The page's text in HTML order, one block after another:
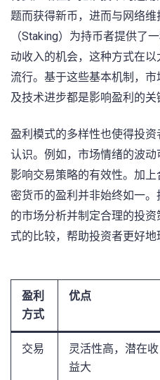
题而获得新币，进而与网络维
（Staking）为持币者提供了
动收入的机会，这种方式在
流行。基于这些基本机制，
及技术进步都是影响盈利的关
盈利模式的多样性也使得投
认识。例如，市场情绪的波
影响交易策略的有效性。加
密货币的盈利并非始终如一
的市场分析并制定合理的投
式的比较，帮助投资者更好地
盈利
方式
优点
交易
灵活性高，潜在收
益大